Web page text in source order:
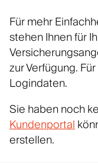
Für mehr
stehen Ihnen für
zur Verfügung.
Logindaten.
Sie haben noch
Kundenportal
erstellen.